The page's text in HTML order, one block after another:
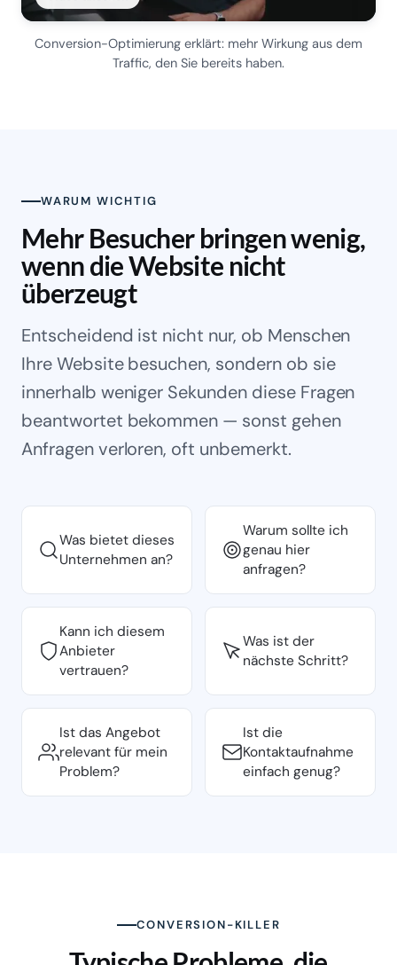
Conversion-Optimierung erklärt: mehr Wirkung aus dem
Traffic, den Sie bereits haben.
WARUM WICHTIG
Mehr Besucher bringen wenig,
wenn die Website nicht
überzeugt
Entscheidend ist nicht nur, ob Menschen
Ihre Website besuchen, sondern ob sie
innerhalb weniger Sekunden diese Fragen
beantwortet bekommen — sonst gehen
Anfragen verloren, oft unbemerkt.
Was bietet dieses
Unternehmen an?
Warum sollte ich
genau hier
anfragen?
Kann ich diesem
Anbieter
vertrauen?
Was ist der
nächste Schritt?
Ist das Angebot
relevant für mein
Problem?
Ist die
Kontaktaufnahme
einfach genug?
CONVERSION-KILLER